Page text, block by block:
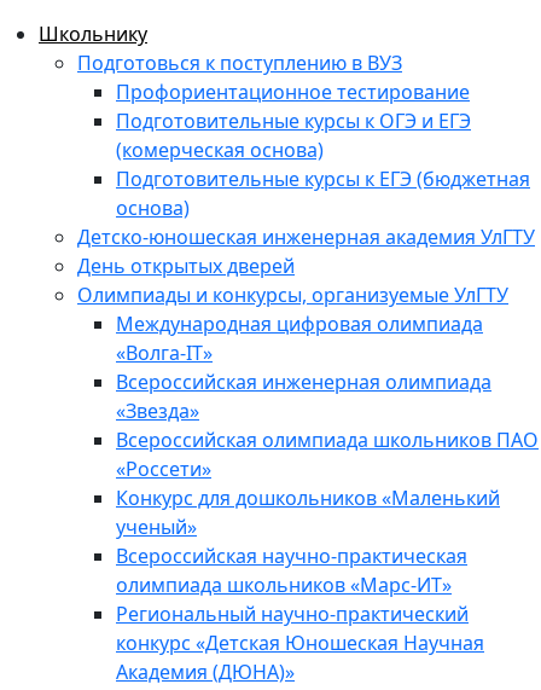
Школьнику
Подготовься к поступлению в ВУЗ
Профориентационное тестирование
Подготовительные курсы к ОГЭ и ЕГЭ
(комерческая основа)
Подготовительные курсы к ЕГЭ (бюджетная
основа)
Детско-юношеская инженерная академия УлГТУ
День открытых дверей
Олимпиады и конкурсы, организуемые УлГТУ
Международная цифровая олимпиада
«Волга-IT»
Всероссийская инженерная олимпиада
«Звезда»
Всероссийская олимпиада школьников ПАО
«Россети»
Конкурс для дошкольников «Маленький
ученый»
Всероссийская научно-практическая
олимпиада школьников «Марс-ИТ»
Региональный научно-практический
конкурс «Детская Юношеская Научная
Академия (ДЮНА)»